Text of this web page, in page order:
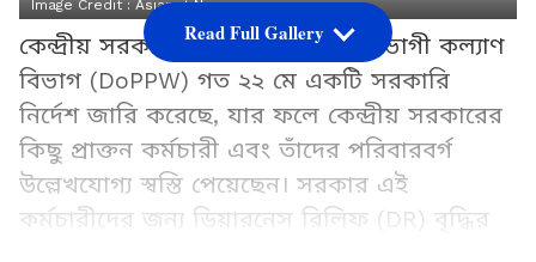
Image Credit : Asianet News
কেন্দ্রীয় সরকারের পেনশন ও পেনশনভোগী কল্যাণ
বিভাগ (DoPPW) গত ২২ মে একটি সরকারি
নির্দেশ জারি করেছে, যার ফলে কেন্দ্রীয় সরকারের
কিছু প্রাক্তন কর্মচারী এবং তাঁদের পরিবারবর্গ
উল্লেখযোগ্য স্বস্তি পেয়েছেন। সরকার এই
কর্মচারীদের জন্য ডিয়ারনেস রিলিফ (DR) বৃদ্ধির
Read Full Gallery